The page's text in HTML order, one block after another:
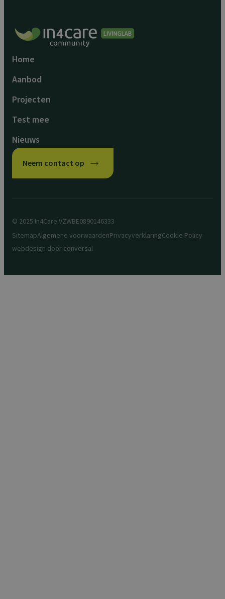
Home
Aanbod
Projecten
Test mee
Nieuws
Neem contact op
© 2025 In4Care VZWBE0890146333
SitemapAlgemene voorwaardenPrivacyverklaringCookie Policy
webdesign door conversal